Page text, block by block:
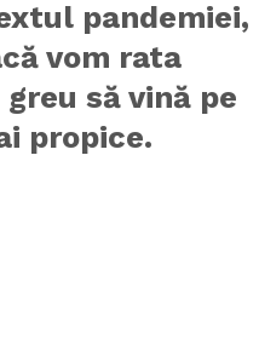
pandemiei,
vom rata
să vină pe
propice.